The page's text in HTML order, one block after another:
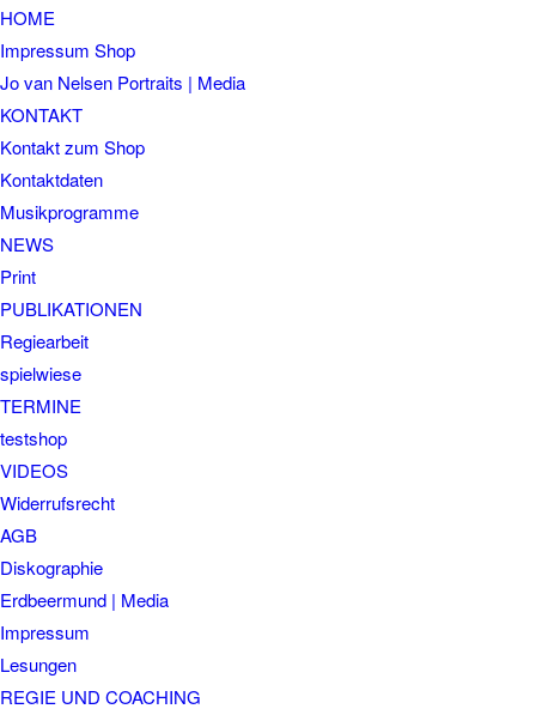
HOME
Impressum Shop
Jo van Nelsen Portraits | Media
KONTAKT
Kontakt zum Shop
Kontaktdaten
Musikprogramme
NEWS
Print
PUBLIKATIONEN
Regiearbeit
spielwiese
TERMINE
testshop
VIDEOS
Widerrufsrecht
AGB
Diskographie
Erdbeermund | Media
Impressum
Lesungen
REGIE UND COACHING